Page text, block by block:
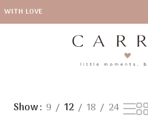
WITH LOVE
Show 9 12 18 24